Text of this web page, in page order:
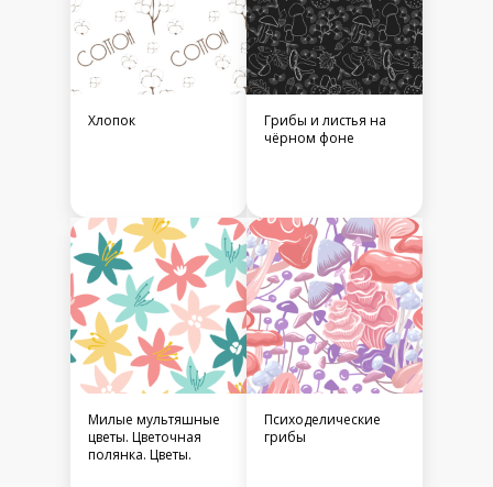
Хлопок
Грибы и листья на
чёрном фоне
Милые мультяшные
цветы. Цветочная
полянка. Цветы.
Психоделические
грибы